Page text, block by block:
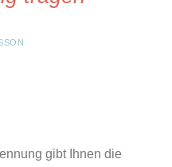
gibt Ihnen die